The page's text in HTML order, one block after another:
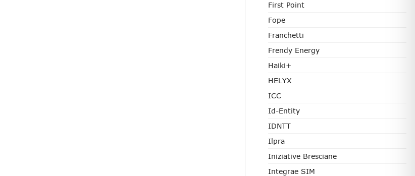
First Point
Fope
Franchetti
Frendy Energy
Haiki+
HELYX
ICC
Id-Entity
IDNTT
Ilpra
Iniziative Bresciane
Integrae SIM